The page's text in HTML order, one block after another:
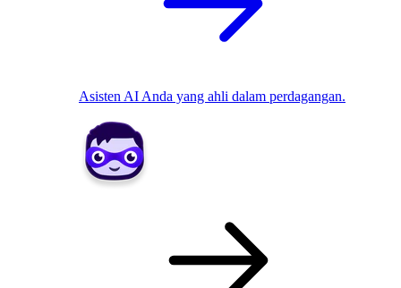
Asisten AI Anda yang ahli dalam perdagangan.